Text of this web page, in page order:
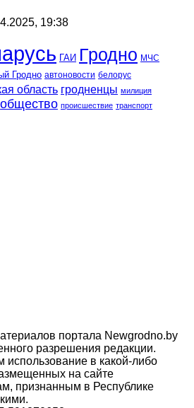
19:38
ГАИ Гродно МЧС
Гродно автоновости белорус
область гродненцы милиция
общество происшествие транспорт
портала Newgrodno.by
разрешения редакции.
в какой-либо
на сайте
признанным в Республике